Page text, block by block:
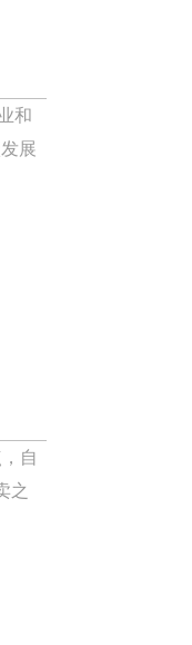
和
展
自
之